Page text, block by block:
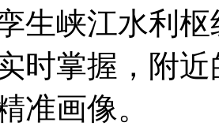
生峡江水利
时掌握，附
准画像。